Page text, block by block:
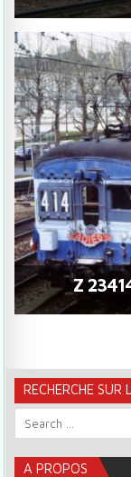
Z
RECHERCHE SUR
Search for:
A PROPOS